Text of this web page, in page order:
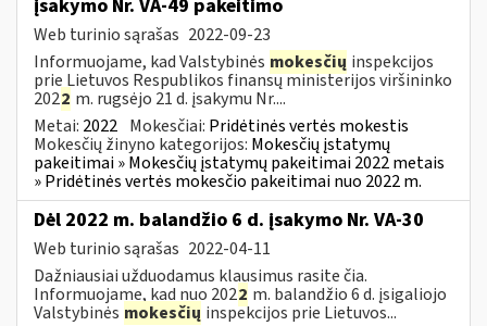
įsakymo Nr. VA-49 pakeitimo
Web turinio sąrašas 2022-09-23
Informuojame, kad Valstybinės mokesčių inspekcijos
prie Lietuvos Respublikos finansų ministerijos viršininko
2022 m. rugsėjo 21 d. įsakymu Nr....
Metai: 2022 Mokesčiai: Pridėtinės vertės mokestis
Mokesčių žinyno kategorijos: Mokesčių įstatymų
pakeitimai » Mokesčių įstatymų pakeitimai 2022 metais
» Pridėtinės vertės mokesčio pakeitimai nuo 2022 m.
Dėl 2022 m. balandžio 6 d. įsakymo Nr. VA-30
Web turinio sąrašas 2022-04-11
Dažniausiai užduodamus klausimus rasite čia.
Informuojame, kad nuo 2022 m. balandžio 6 d. įsigaliojo
Valstybinės mokesčių inspekcijos prie Lietuvos...